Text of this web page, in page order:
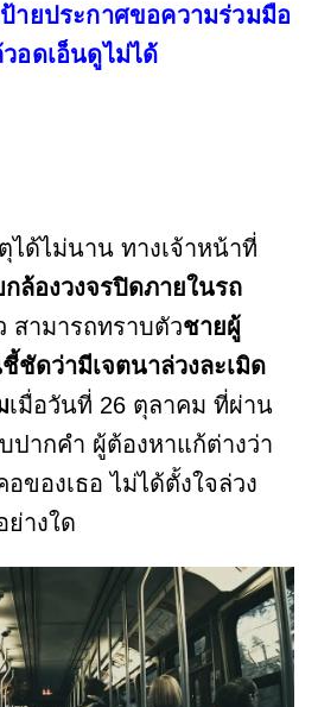
ายประกาศขอความร่วมมือ
อดเอ็นดูไม่ได้
ได้ไม่นาน ทางเจ้าหน้าที่
ล้องวงจรปิดภายในรถ
สามารถทราบตัวชายผู้
ชัดว่ามีเจตนาล่วงละเมิด
เมื่อวันที่ 26 ตุลาคม ที่ผ่าน
ปากคำ ผู้ต้องหาแก้ต่างว่า
ของเธอ ไม่ได้ตั้งใจล่วง
างใด